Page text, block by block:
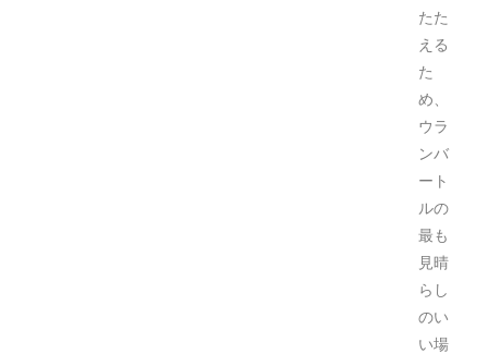
たた
える
た
め、
ウラ
ンバ
ート
ルの
最も
見晴
らし
のい
い場